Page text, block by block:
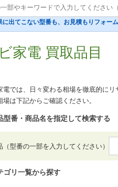
に出てこない型番も、お見積もりフォー
家電 買取品目
電では、日々変わる相場を徹底的に
場は下記からご確認ください。
型番・商品名を指定して検索する
（型番の一部を入力してください）
ゴリ一覧から探す